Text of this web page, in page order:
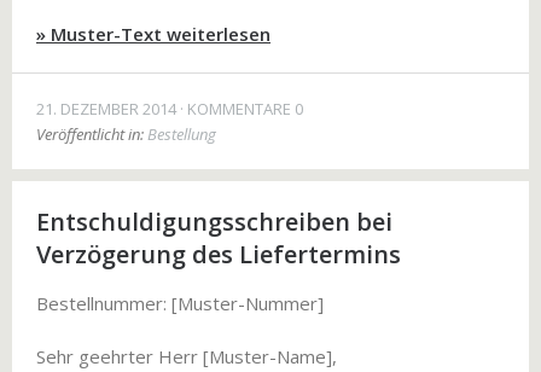
» Muster-Text weiterlesen
21. DEZEMBER 2014 KOMMENTARE 0
Veröffentlicht in:Bestellung
Entschuldigungsschreiben bei
Verzögerung des Liefertermins
Bestellnummer: [Muster-Nummer]
Sehr geehrter Herr [Muster-Name],